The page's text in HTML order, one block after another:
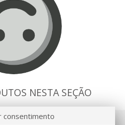
NESTA SEÇÃO
consentimento